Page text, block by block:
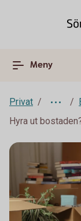
Meny
Privat
Hyra ut